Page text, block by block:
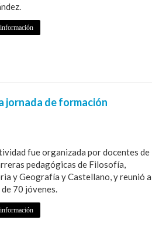
jornada de formación
fue organizada por docentes de
pedagógicas de Filosofía,
y Geografía y Castellano, y reunió a
70 jóvenes.